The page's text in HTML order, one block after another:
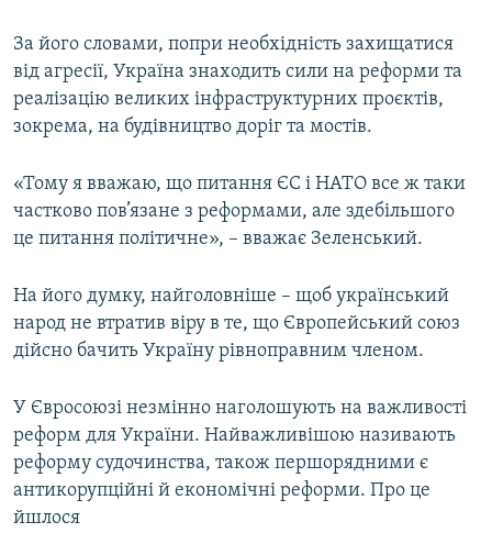
За його словами, попри необхідність захищатися
від агресії, Україна знаходить сили на реформи та
реалізацію великих інфраструктурних проєктів,
зокрема, на будівництво доріг та мостів.
«Тому я вважаю, що питання ЄС і НАТО все ж таки
частково пов’язане з реформами, але здебільшого
це питання політичне», – вважає Зеленський.
На його думку, найголовніше – щоб український
народ не втратив віру в те, що Європейський союз
дійсно бачить Україну рівноправним членом.
У Євросоюзі незмінно наголошують на важливості
реформ для України. Найважливішою називають
реформу судочинства, також першорядними є
антикорупційні й економічні реформи. Про це
йшлося